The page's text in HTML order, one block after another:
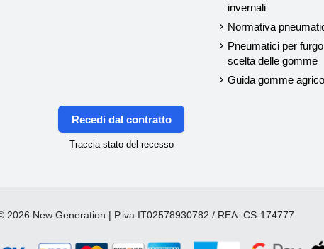
invernali
Normativa
Pneumatici per
scelta delle gomme
Guida gomme
Recedi dal contratto
Traccia stato del recesso
2026 New Generation | P.iva IT02578930782 / REA: CS-174777